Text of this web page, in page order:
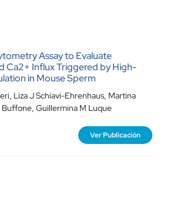
Assay to Evaluate
Ca2+ Influx Triggered by High-
in Mouse Sperm
, Liza J Schiavi-Ehrenhaus, Martina
Buffone, Guillermina M Luque
Ver Publicación